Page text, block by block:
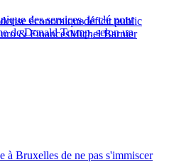
des services, la clé pour
de Donald Trump, selon un
crise économiquedéficit public
& FinancesMichel Barnier
Bruxelles de ne pas s'immiscer